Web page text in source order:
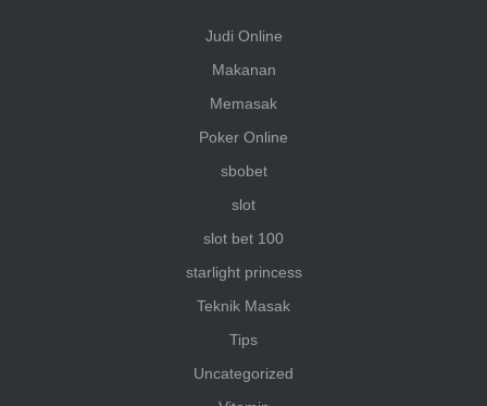
Judi Online
Makanan
Memasak
Poker Online
sbobet
slot
slot bet 100
starlight princess
Teknik Masak
Tips
Uncategorized